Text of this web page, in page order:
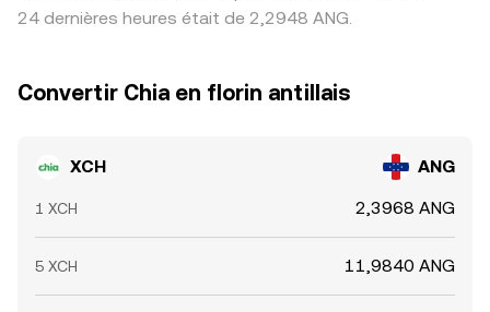
24 dernières heures était de 2,2948 ANG.
Convertir Chia en florin antillais
XCH ANG
1 XCH 2,3968 ANG
5 XCH 11,9840 ANG